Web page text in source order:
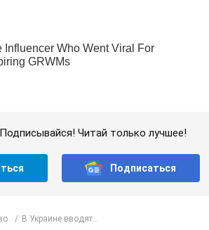
Читай только лучшее!
Подписаться
В Украине вводят...